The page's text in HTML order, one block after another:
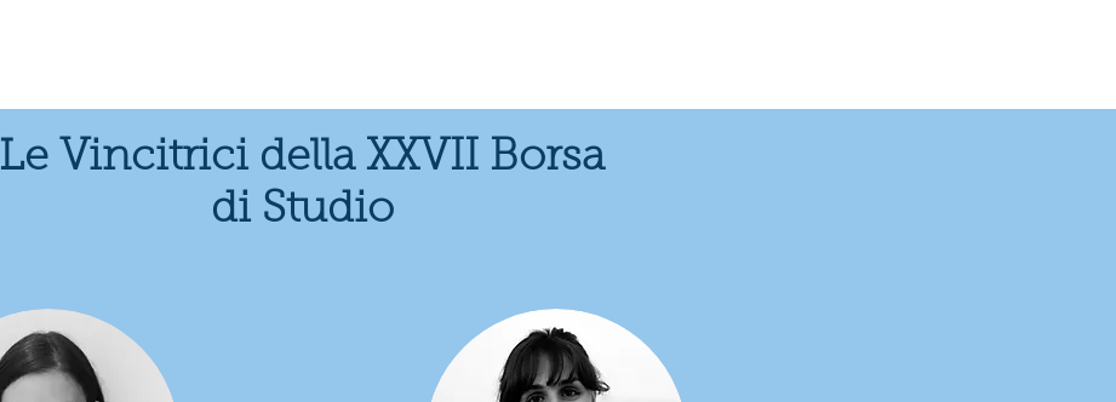
Le Vincitrici della XXVII Borsa
di Studio